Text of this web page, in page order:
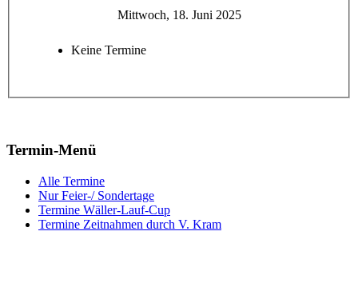
Mittwoch, 18. Juni 2025
Keine Termine
Termin-Menü
Alle Termine
Nur Feier-/ Sondertage
Termine Wäller-Lauf-Cup
Termine Zeitnahmen durch V. Kram